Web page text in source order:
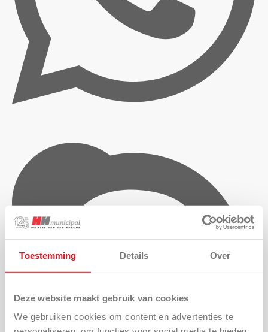
Toestemming Details Over
Deze website maakt gebruik van cookies
We gebruiken cookies om content en advertenties te